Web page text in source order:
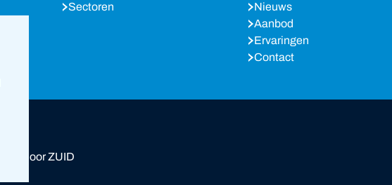
Sectoren
Nieuws
Aanbod
Ervaringen
Contact
door ZUID